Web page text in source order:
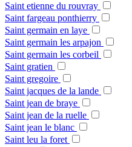
Saint etienne du rouvray
Saint fargeau ponthierry
Saint germain en laye
Saint germain les arpajon
Saint germain les corbeil
Saint gratien
Saint gregoire
Saint jacques de la lande
Saint jean de braye
Saint jean de la ruelle
Saint jean le blanc
Saint leu la foret